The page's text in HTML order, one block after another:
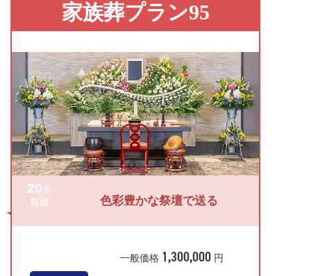
家族葬プラン95
20名
程度
色彩豊かな祭壇で送る
一般価格 1,300,000 円